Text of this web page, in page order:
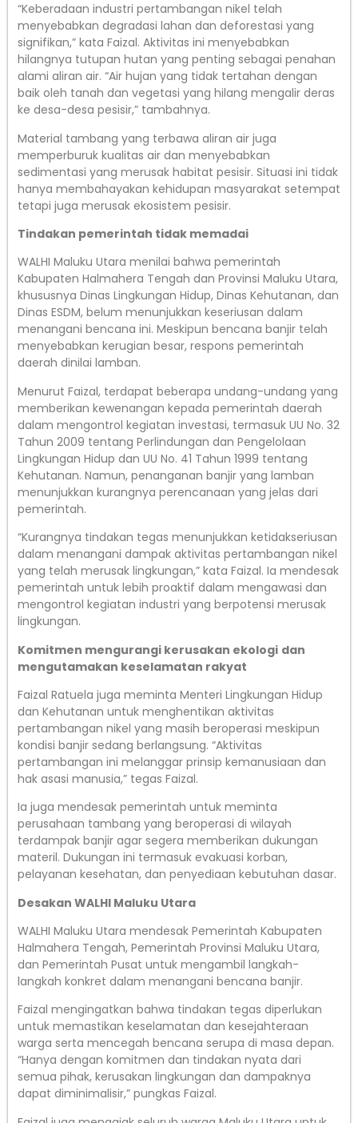
“Keberadaan industri pertambangan nikel telah
menyebabkan degradasi lahan dan deforestasi yang
signifikan,” kata Faizal. Aktivitas ini menyebabkan
hilangnya tutupan hutan yang penting sebagai penahan
alami aliran air. “Air hujan yang tidak tertahan dengan
baik oleh tanah dan vegetasi yang hilang mengalir deras
ke desa-desa pesisir,” tambahnya.
Material tambang yang terbawa aliran air juga
memperburuk kualitas air dan menyebabkan
sedimentasi yang merusak habitat pesisir. Situasi ini tidak
hanya membahayakan kehidupan masyarakat setempat
tetapi juga merusak ekosistem pesisir.
Tindakan pemerintah tidak memadai
WALHI Maluku Utara menilai bahwa pemerintah
Kabupaten Halmahera Tengah dan Provinsi Maluku Utara,
khususnya Dinas Lingkungan Hidup, Dinas Kehutanan, dan
Dinas ESDM, belum menunjukkan keseriusan dalam
menangani bencana ini. Meskipun bencana banjir telah
menyebabkan kerugian besar, respons pemerintah
daerah dinilai lamban.
Menurut Faizal, terdapat beberapa undang-undang yang
memberikan kewenangan kepada pemerintah daerah
dalam mengontrol kegiatan investasi, termasuk UU No. 32
Tahun 2009 tentang Perlindungan dan Pengelolaan
Lingkungan Hidup dan UU No. 41 Tahun 1999 tentang
Kehutanan. Namun, penanganan banjir yang lamban
menunjukkan kurangnya perencanaan yang jelas dari
pemerintah.
“Kurangnya tindakan tegas menunjukkan ketidakseriusan
dalam menangani dampak aktivitas pertambangan nikel
yang telah merusak lingkungan,” kata Faizal. Ia mendesak
pemerintah untuk lebih proaktif dalam mengawasi dan
mengontrol kegiatan industri yang berpotensi merusak
lingkungan.
Komitmen mengurangi kerusakan ekologi dan
mengutamakan keselamatan rakyat
Faizal Ratuela juga meminta Menteri Lingkungan Hidup
dan Kehutanan untuk menghentikan aktivitas
pertambangan nikel yang masih beroperasi meskipun
kondisi banjir sedang berlangsung. “Aktivitas
pertambangan ini melanggar prinsip kemanusiaan dan
hak asasi manusia,” tegas Faizal.
Ia juga mendesak pemerintah untuk meminta
perusahaan tambang yang beroperasi di wilayah
terdampak banjir agar segera memberikan dukungan
materil. Dukungan ini termasuk evakuasi korban,
pelayanan kesehatan, dan penyediaan kebutuhan dasar.
Desakan WALHI Maluku Utara
WALHI Maluku Utara mendesak Pemerintah Kabupaten
Halmahera Tengah, Pemerintah Provinsi Maluku Utara,
dan Pemerintah Pusat untuk mengambil langkah-
langkah konkret dalam menangani bencana banjir.
Faizal mengingatkan bahwa tindakan tegas diperlukan
untuk memastikan keselamatan dan kesejahteraan
warga serta mencegah bencana serupa di masa depan.
“Hanya dengan komitmen dan tindakan nyata dari
semua pihak, kerusakan lingkungan dan dampaknya
dapat diminimalisir,” pungkas Faizal.